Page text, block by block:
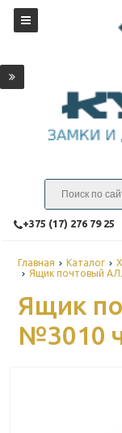
‎+375 (17) 276 79 25
Главная Каталог
Ящик почтовый
Ящик
№3010